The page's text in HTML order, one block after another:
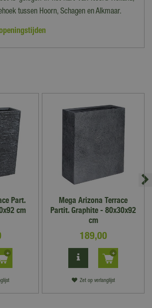
tussen Hoorn, Schagen en Alkmaar.
Part.
cm
Mega Arizona Terrace
Partit. Graphite - 80x30x92
cm
189,00
Zet op verlanglijst